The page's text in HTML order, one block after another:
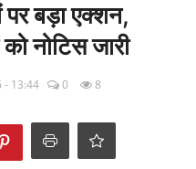
पर बड़ा एक्शन,
नोटिस जारी
- 13:44 0 8